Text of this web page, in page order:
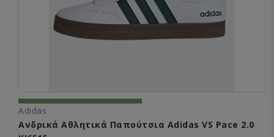
Adidas
Ανδρικά Αθλητικά Παπούτσια Adidas VS Pace 2.0